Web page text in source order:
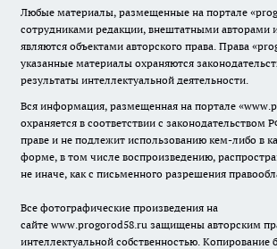
Любые материалы, размещенные на портале «
сотрудниками редакции, внештатными авторами
являются объектами авторского права. Права «
указанные материалы охраняются
результаты интеллектуальной деятельности.
Вся информация, размещенная на портале «
охраняется в соответствии с законодательством
праве и не подлежит использованию кем-либо в
форме, в том числе воспроизведению,
не иначе, как с письменного разрешения
Все фотографические произведения на
сайте www.progorod58.ru защищены авторским
интеллектуальной собственностью. Копирование